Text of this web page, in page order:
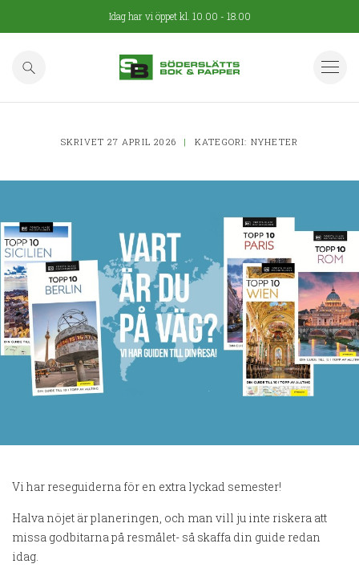
Idag har vi öppet kl. 10.00 - 18.00
SKRIVET 27 APRIL 2026 | KATEGORI: NYHETER
Vi har reseguiderna för en extra lyckad semester!
Halva nöjet är planeringen, och man vill ju inte riskera att
missa godbitarna på resmålet- så skaffa din guide redan
idag.
Aktuellt
Vi tipsar
Personal
Läslustan